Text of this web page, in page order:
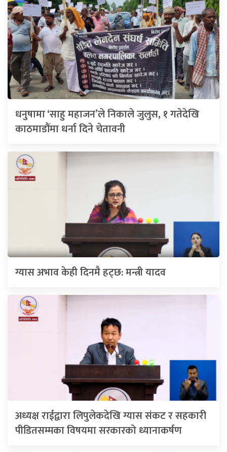
धनुषामा ‘साहु महाजन’ले निकाले जुलुस, १ गतेदेखि
काठमाडौंमा धर्ना दिने चेतावनी
ग्यास अभाव केही दिनमै हट्छ: मन्त्री यादव
अध्यक्ष राईद्वारा लिपुलेकदेखि ग्यास संकट र सहकारी
पीडितसम्मका विषयमा सरकारको ध्यानाकर्षण